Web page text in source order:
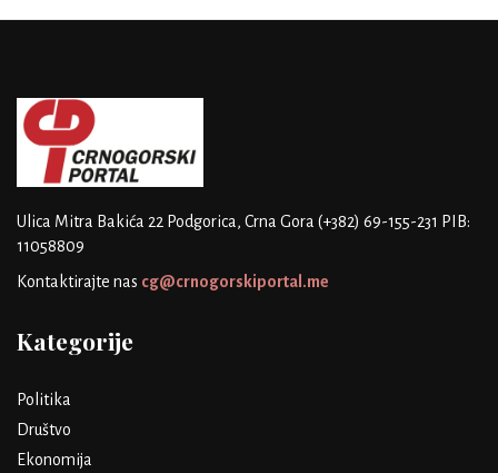
Ulica Mitra Bakića 22 Podgorica, Crna Gora (+382) 69-155-231 PIB:
11058809
Kontaktirajte nas cg@crnogorskiportal.me
Kategorije
Politika
Društvo
Ekonomija